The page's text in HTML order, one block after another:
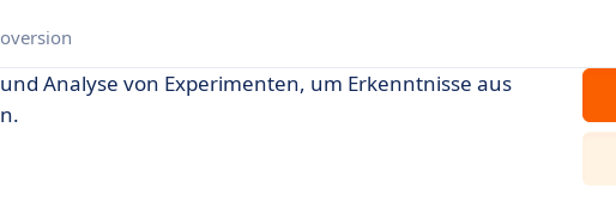
Analyse von Experimenten, um Erkenntnisse aus